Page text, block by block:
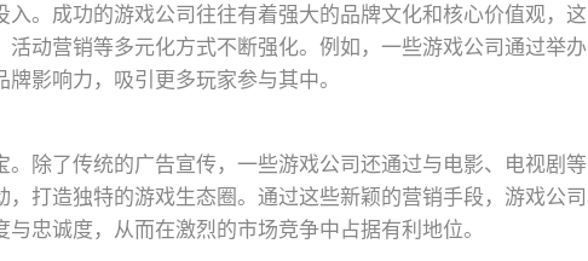
。成功的游戏公司往往有着强大的品牌文化和核心价值观，这
动营销等多元化方式不断强化。例如，一些游戏公司通过举办
影响力，吸引更多玩家参与其中。
除了传统的广告宣传，一些游戏公司还通过与电影、电视剧等
打造独特的游戏生态圈。通过这些新颖的营销手段，游戏公司
忠诚度，从而在激烈的市场竞争中占据有利地位。